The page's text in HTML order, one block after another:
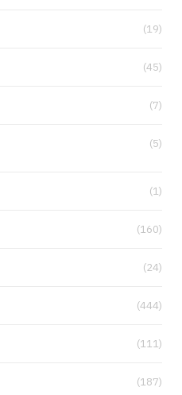
(19)
(45)
(7)
(5)
(1)
(160)
(24)
(444)
(111)
(187)